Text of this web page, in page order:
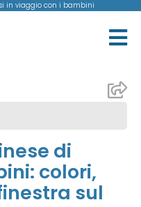
in viaggio con i bambini
di
colori,
sul